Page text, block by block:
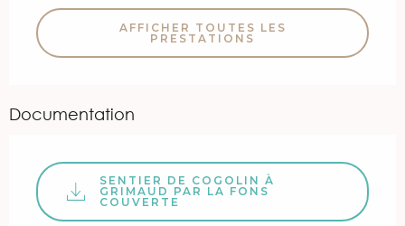
AFFICHER TOUTES LES
PRESTATIONS
Documentation
SENTIER DE COGOLIN À
GRIMAUD PAR LA FONS
COUVERTE